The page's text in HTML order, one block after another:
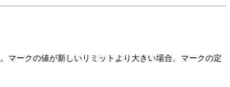
マークの値が新しいリミットより大きい場合、マークの定